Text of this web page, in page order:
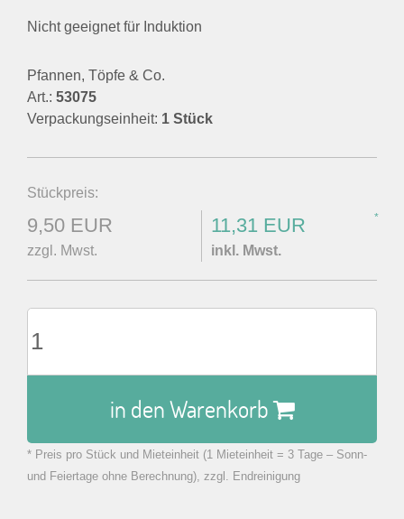
Nicht geeignet für Induktion
Pfannen, Töpfe & Co.
Art.: 53075
Verpackungseinheit: 1 Stück
Stückpreis:
9,50 EUR
zzgl. Mwst.
11,31 EUR *
inkl. Mwst.
in den Warenkorb
zu Warenkorb hinzugefügt.
* Preis pro Stück und Mieteinheit (1 Mieteinheit = 3 Tage – Sonn-
und Feiertage ohne Berechnung), zzgl. Endreinigung